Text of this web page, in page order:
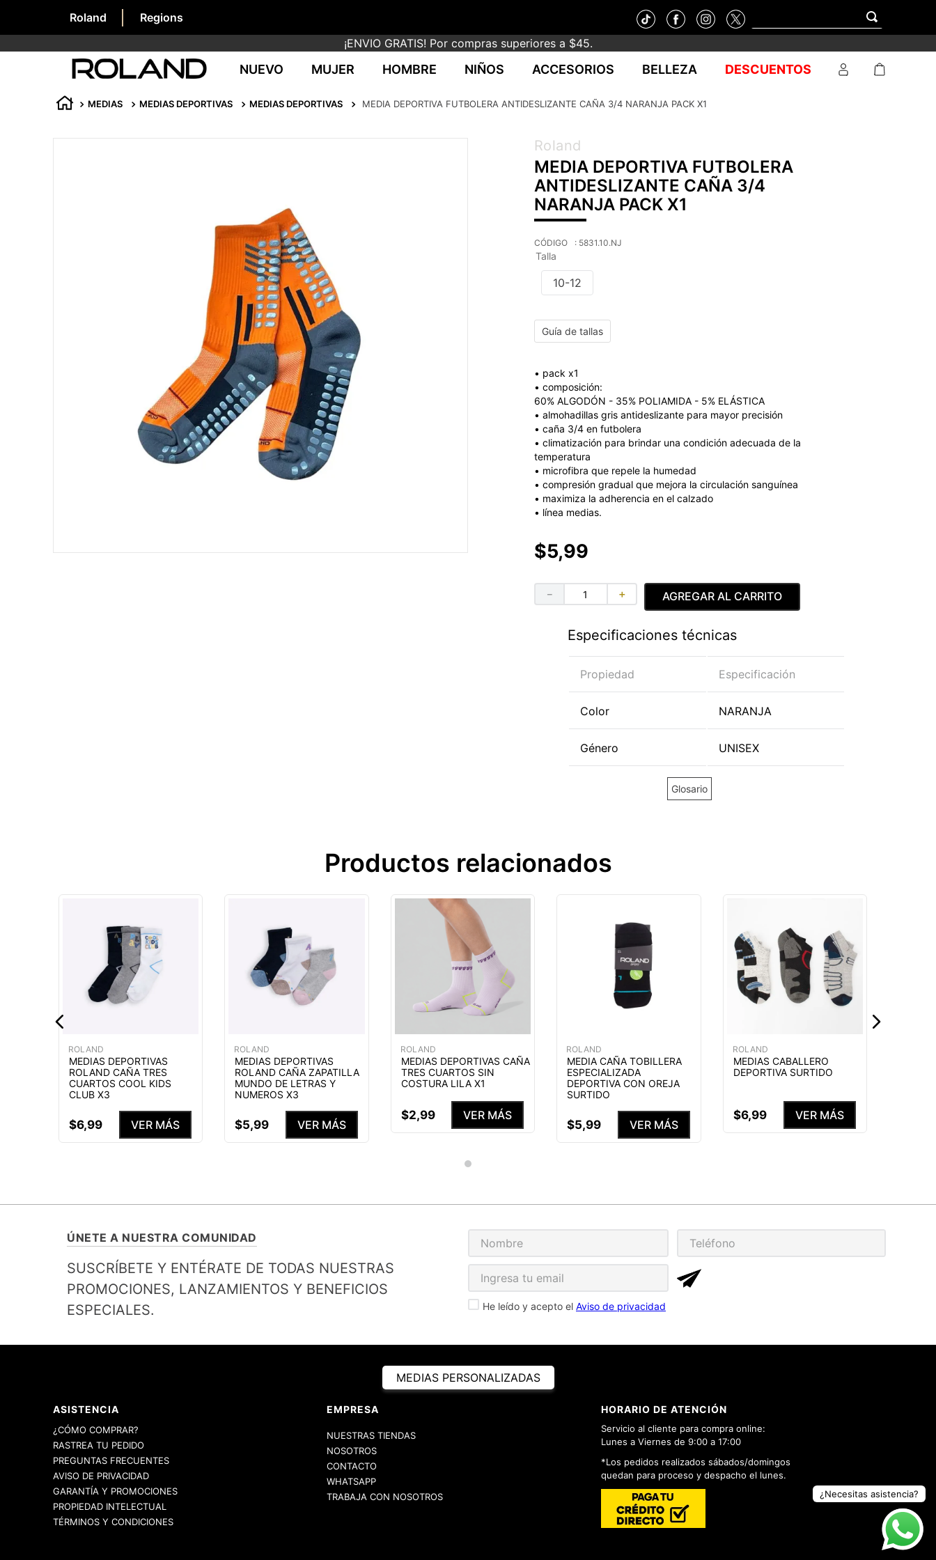
Roland
Regions
¡ENVIO GRATIS! Por compras superiores a $45.
NUEVO MUJER HOMBRE NIÑOS ACCESORIOS BELLEZA DESCUENTOS
¿Necesitas asistencia?
MEDIAS MEDIAS DEPORTIVAS MEDIAS DEPORTIVAS MEDIA DEPORTIVA FUTBOLERA ANTIDESLIZANTE CAÑA 3/4 NARANJA PACK X1
Roland
MEDIA DEPORTIVA FUTBOLERA
ANTIDESLIZANTE CAÑA 3/4
NARANJA PACK X1
: 5831.10.NJ
Talla
10-12
Guía de tallas
• pack x1
• composición:
60% ALGODÓN - 35% POLIAMIDA - 5% ELÁSTICA
• almohadillas gris antideslizante para mayor precisión
• caña 3/4 en futbolera
• climatización para brindar una condición adecuada de la
temperatura
• microfibra que repele la humedad
• compresión gradual que mejora la circulación sanguínea
• maximiza la adherencia en el calzado
• línea medias.
$5,99
＋
－ AGREGAR AL CARRITO
Especificaciones técnicas
Propiedad Especificación
Color NARANJA
Género UNISEX
Glosario
Productos relacionados
ROLAND
MEDIAS DEPORTIVAS
ROLAND CAÑA TRES
CUARTOS COOL KIDS
CLUB X3
$6,99 VER MÁS
ROLAND
MEDIAS DEPORTIVAS
ROLAND CAÑA ZAPATILLA
MUNDO DE LETRAS Y
NUMEROS X3
$5,99 VER MÁS
ROLAND
MEDIAS DEPORTIVAS CAÑA
TRES CUARTOS SIN
COSTURA LILA X1
$2,99 VER MÁS
ROLAND
MEDIA CAÑA TOBILLERA
ESPECIALIZADA
DEPORTIVA CON OREJA
SURTIDO
$5,99 VER MÁS
ROLAND
MEDIAS CABALLERO
DEPORTIVA SURTIDO
$6,99 VER MÁS
ÚNETE A NUESTRA COMUNIDAD
SUSCRÍBETE Y ENTÉRATE DE TODAS NUESTRAS
PROMOCIONES, LANZAMIENTOS Y BENEFICIOS
ESPECIALES.
He leído y acepto el Aviso de privacidad
MEDIAS PERSONALIZADAS
ASISTENCIA
¿CÓMO COMPRAR?
RASTREA TU PEDIDO
PREGUNTAS FRECUENTES
AVISO DE PRIVACIDAD
GARANTÍA Y PROMOCIONES
PROPIEDAD INTELECTUAL
TÉRMINOS Y CONDICIONES
EMPRESA
NUESTRAS TIENDAS
NOSOTROS
CONTACTO
WHATSAPP
TRABAJA CON NOSOTROS
HORARIO DE ATENCIÓN
Servicio al cliente para compra online:
Lunes a Viernes de 9:00 a 17:00
*Los pedidos realizados sábados/domingos
quedan para proceso y despacho el lunes.